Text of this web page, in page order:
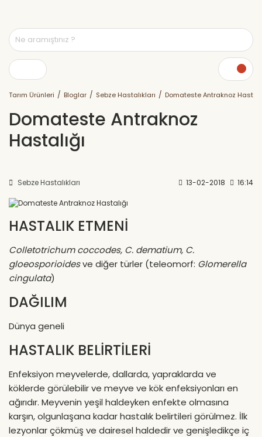
Tarım Ürünleri Bloglar Sebze Hastalıkları Domateste Antraknoz
Domateste Antraknoz
Hastalığı
Sebze Hastalıkları 13-02-2018 16:14
HASTALIK ETMENİ
Colletotrichum coccodes, C. dematium, C.
gloeosporioidesve diğer türler (teleomorf: Glomerella
cingulata)
DAĞILIM
Dünya geneli
HASTALIK BELİRTİLERİ
Enfeksiyon meyvelerde, dallarda, yapraklarda ve
köklerde görülebilir ve meyve ve kök enfeksiyonları en
ağırıdır. Meyvenin yeşil haldeyken enfekte olmasına
karşın, olgunlaşana kadar hastalık belirtileri görülmez. İlk
lezyonlar çökmüş ve dairesel haldedir ve genişledikçe iç